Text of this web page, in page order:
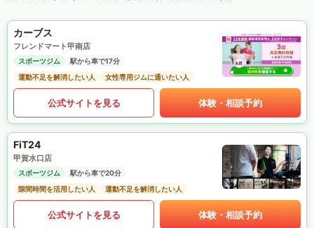
カーブス
フレンドマート甲南店
スポーツジム
駅から車で17分
運動不足を解消したい人
女性専用ジムに通いたい人
公式サイトを見る 体験・相談予約
FiT24
甲賀水口店
スポーツジム
駅から車で20分
隙間時間を活用したい人
運動不足を解消したい人
公式サイトを見る 体験・相談予約